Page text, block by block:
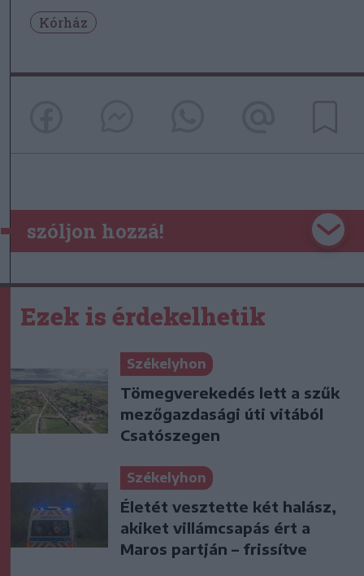
Kórház
szóljon hozzá!
Ezek is érdekelhetik
Székelyhon
Tömegverekedés lett a szűk
mezőgazdasági úti vitából
Csatószegen
Székelyhon
Életét vesztette két halász,
akiket villámcsapás ért a
Maros partján – frissítve